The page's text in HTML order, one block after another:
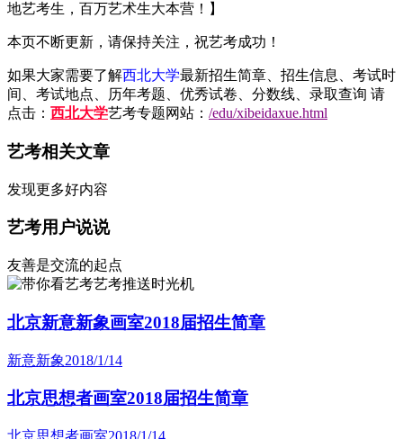
地艺考生，百万艺术生大本营！】
本页不断更新，请保持关注，祝艺考成功！
如果大家需要了解西北大学最新招生简章、招生信息、考试时
间、考试地点、历年考题、优秀试卷、分数线、录取查询 请
点击： 西北大学艺考专题网站： /edu/xibeidaxue.html
艺考相关文章
发现更多好内容
艺考用户说说
友善是交流的起点
艺考推送时光机
北京新意新象画室2018届招生简章
新意新象2018/1/14
北京思想者画室2018届招生简章
北京思想者画室2018/1/14